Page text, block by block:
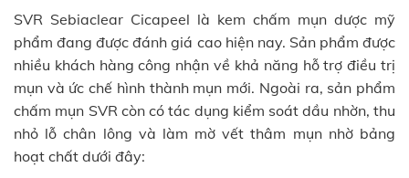
SVR Sebiaclear Cicapeel là kem chấm mụn dược mỹ
phẩm đang được đánh giá cao hiện nay. Sản phẩm được
nhiều khách hàng công nhận về khả năng hỗ trợ điều trị
mụn và ức chế hình thành mụn mới. Ngoài ra, sản phẩm
chấm mụn SVR còn có tác dụng kiểm soát dầu nhờn, thu
nhỏ lỗ chân lông và làm mờ vết thâm mụn nhờ bảng
hoạt chất dưới đây: